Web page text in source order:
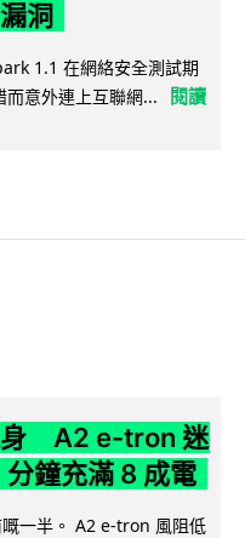
洞
1.1 在網絡安全測試期
意外連上互聯網...
閱讀
身 A2 e-tron 迷
鐘充滿 8 成電
一半。 A2 e-tron 風阻低